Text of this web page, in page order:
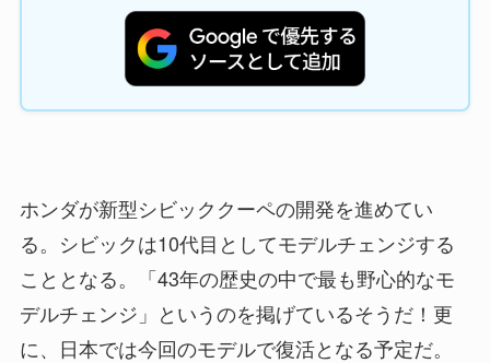
ホンダが新型シビッククーペの開発を進めてい
る。シビックは10代目としてモデルチェンジする
こととなる。「43年の歴史の中で最も野心的なモ
デルチェンジ」というのを掲げているそうだ！更
に、日本では今回のモデルで復活となる予定だ。